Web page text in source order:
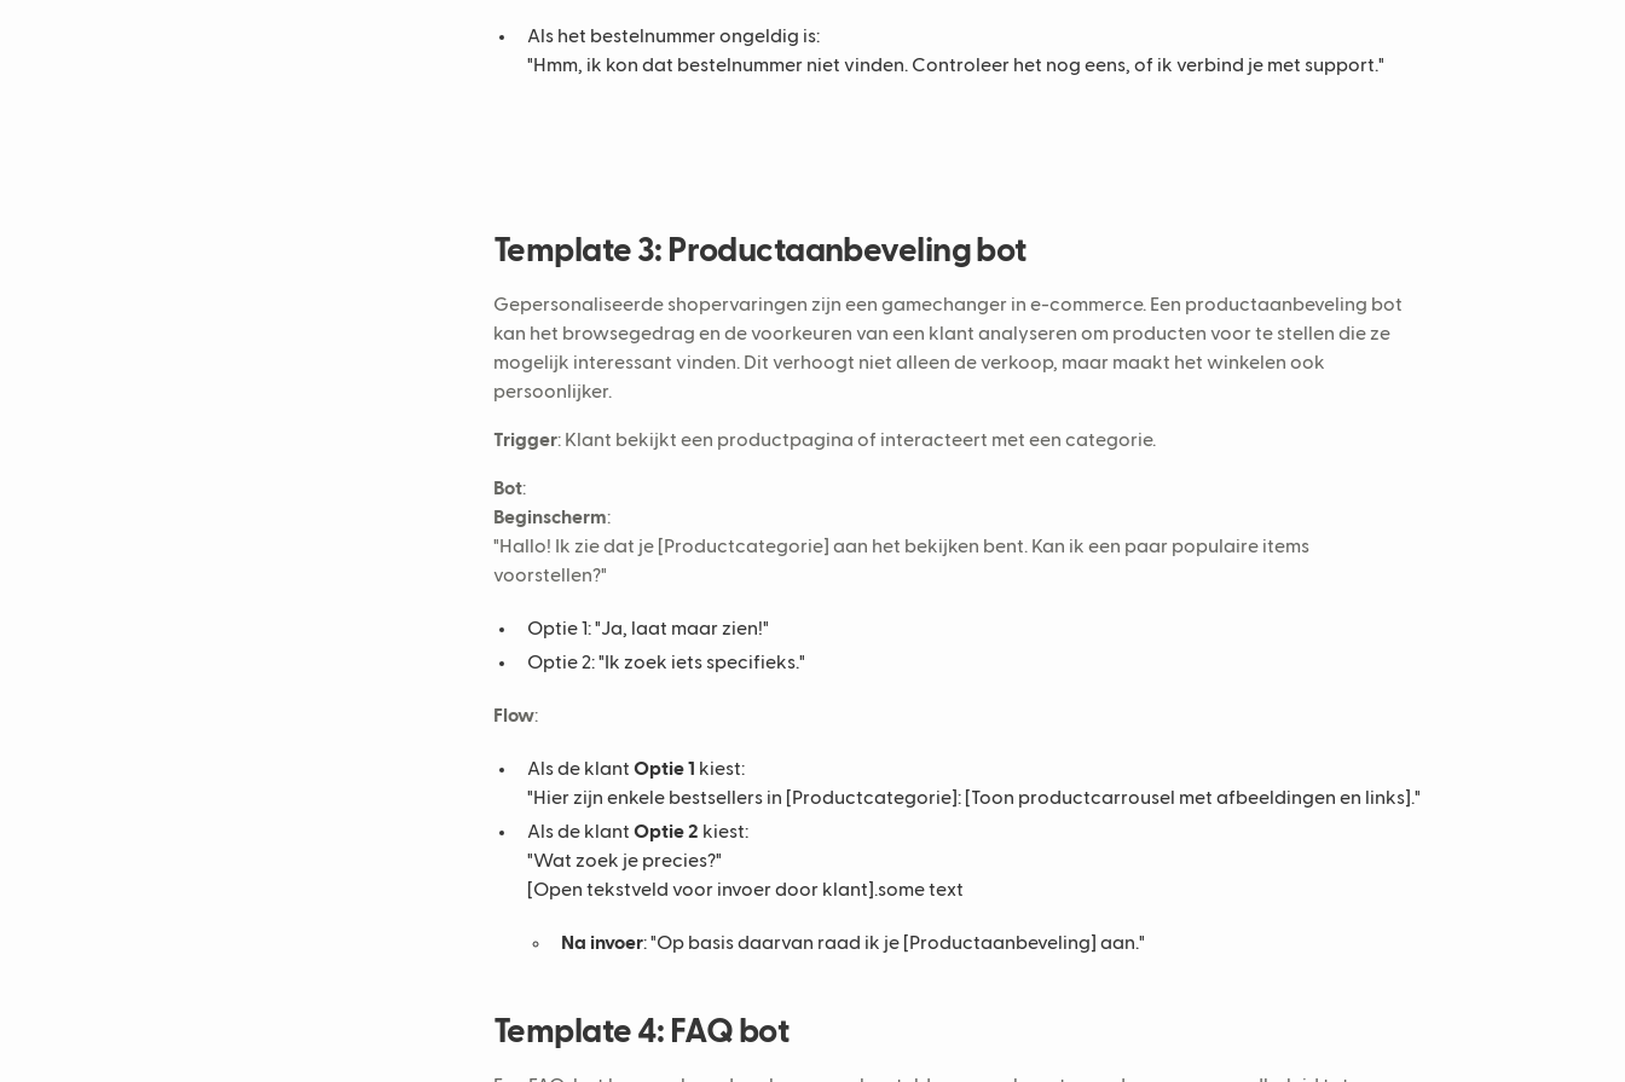
Als het bestelnummer ongeldig is:
"Hmm, ik kon dat bestelnummer niet vinden. Controleer het nog eens, of ik verbind je met support."
Template 3: Productaanbeveling bot
Gepersonaliseerde shopervaringen zijn een gamechanger in e-commerce. Een productaanbeveling bot
kan het browsegedrag en de voorkeuren van een klant analyseren om producten voor te stellen die ze
mogelijk interessant vinden. Dit verhoogt niet alleen de verkoop, maar maakt het winkelen ook
persoonlijker.
Trigger: Klant bekijkt een productpagina of interacteert met een categorie.
Bot:
Beginscherm:
"Hallo! Ik zie dat je [Productcategorie] aan het bekijken bent. Kan ik een paar populaire items
voorstellen?"
Optie 1: "Ja, laat maar zien!"
Optie 2: "Ik zoek iets specifieks."
Flow:
Als de klant Optie 1 kiest:
"Hier zijn enkele bestsellers in [Productcategorie]: [Toon productcarrousel met afbeeldingen en links]."
Als de klant Optie 2 kiest:
"Wat zoek je precies?"
[Open tekstveld voor invoer door klant].some text
Na invoer: "Op basis daarvan raad ik je [Productaanbeveling] aan."
Template 4: FAQ bot